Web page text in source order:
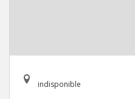
indisponible